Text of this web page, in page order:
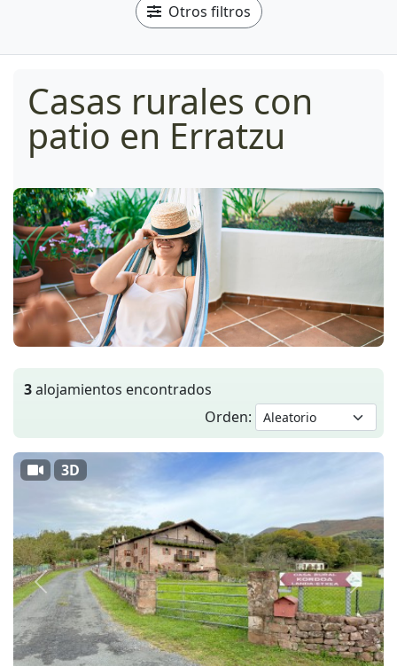
Otros filtros
Casas rurales con
patio en Erratzu
3alojamientos encontrados
Orden:
Anterior
3D